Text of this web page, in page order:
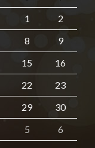
1
2
8
9
15
16
22
23
29
30
5 6